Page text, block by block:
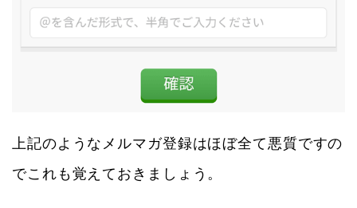
上記のようなメルマガ登録はほぼ全て悪質ですの
でこれも覚えておきましょう。